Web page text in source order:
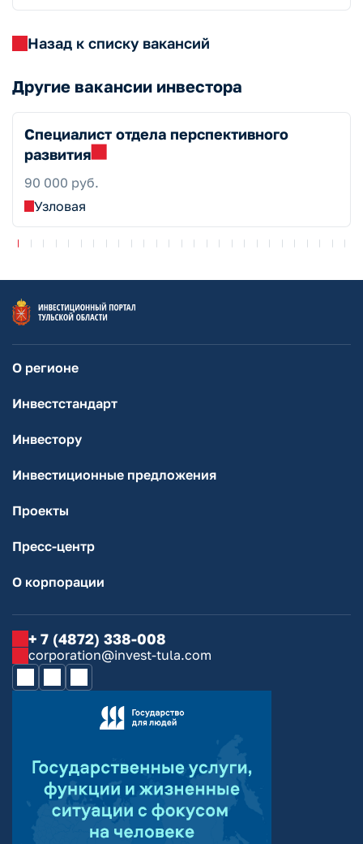
Назад к списку вакансий
Другие вакансии инвестора
Специалист отдела перспективного
развития
90 000 руб.
Узловая
О регионе
Инвестстандарт
Инвестору
Инвестиционные предложения
Проекты
Пресс-центр
О корпорации
+ 7 (4872) 338-008
corporation@invest-tula.com